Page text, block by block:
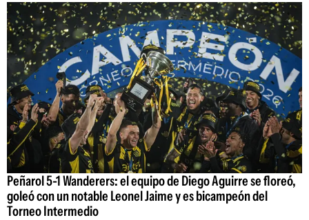
Peñarol 5-1 Wanderers: el equipo de Diego Aguirre se floreó,
goleó con un notable Leonel Jaime y es bicampeón del
Torneo Intermedio